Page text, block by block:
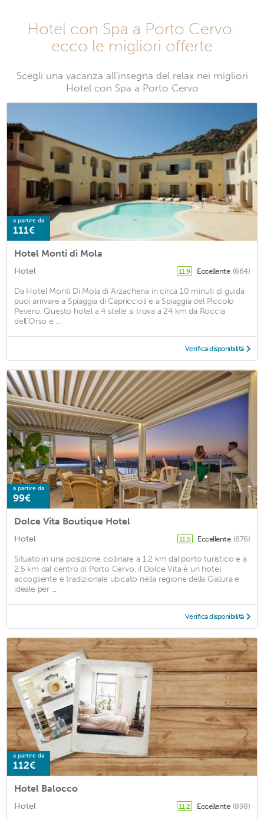
Hotel con Spa a Porto Cervo:
ecco le migliori offerte
Scegli una vacanza all'insegna del relax nei migliori
Hotel con Spa a Porto Cervo
a partire da
111€
Hotel Monti di Mola
Hotel 11,9 Eccellente (664)
Da Hotel Monti Di Mola di Arzachena in circa 10 minuti di guida
puoi arrivare a Spiaggia di Capriccioli e a Spiaggia del Piccolo
Pevero. Questo hotel a 4 stelle si trova a 24 km da Roccia
dell'Orso e ...
Verifica disponibilità
a partire da
99€
Dolce Vita Boutique Hotel
Hotel 11,5 Eccellente (676)
Situato in una posizione collinare a 1,2 km dal porto turistico e a
2,5 km dal centro di Porto Cervo, il Dolce Vita è un hotel
accogliente e tradizionale ubicato nella regione della Gallura e
ideale per ...
Verifica disponibilità
a partire da
112€
Hotel Balocco
Hotel 11,2 Eccellente (898)